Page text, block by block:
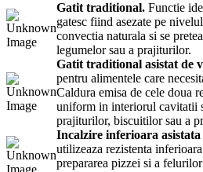
Gatit traditional. Functie
gatesc fiind asezate pe
convectia naturala si se
legumelor sau a prajiturilor.
Gatit traditional asistat de
pentru alimentele care
Caldura emisa de cele doua
uniform in interiorul cavitatii
prajiturilor, biscuitilor sau a
Incalzire inferioara
utilizeaza rezistenta
prepararea pizzei si a